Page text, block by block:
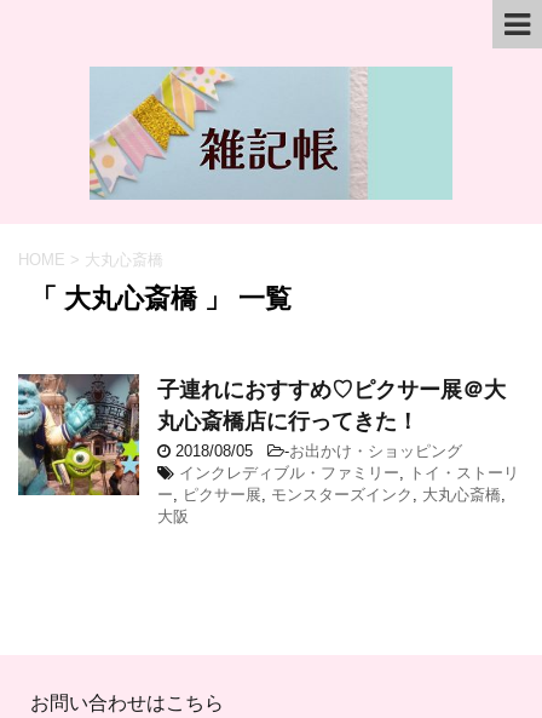
HOME > 大丸心斎橋
「 大丸心斎橋 」 一覧
子連れにおすすめ♡ピクサー展＠大
丸心斎橋店に行ってきた！
2018/08/05 -お出かけ・ショッピング
インクレディブル・ファミリー,
トイ・ストーリ
ー, ピクサー展, モンスターズインク , 大丸心斎橋,
大阪
お問い合わせはこちら